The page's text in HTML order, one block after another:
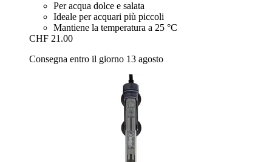
Per acqua dolce e salata
Ideale per acquari più piccoli
Mantiene la temperatura a 25 °C
CHF 21.00
Consegna entro il giorno 13 agosto